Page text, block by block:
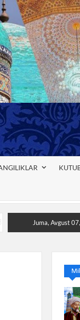
anglatishini bilasizmi
Juma, Avgust